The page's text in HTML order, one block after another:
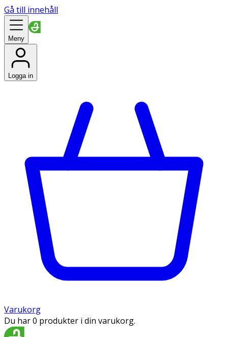
Gå till innehåll
Meny
Logga in
Varukorg
Du har 0 produkter i din varukorg.